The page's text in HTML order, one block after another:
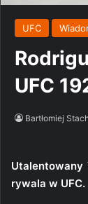
UFC
UFC
Bartłomiej
Utalentowany
rywala w UFC.